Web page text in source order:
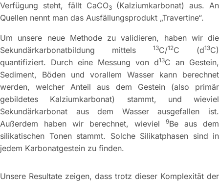
Verfügung steht, fällt CaCO3(Kalziumkarbonat) aus. An
Quellen nennt man das Ausfällungsprodukt „Travertine“.
Um unsere neue Methode zu validieren, haben wir die
Sekundärkarbonatbildung mittels
13C/12C (d13C)
quantifiziert. Durch eine Messung von d13C an Gestein,
Sediment, Böden und vorallem Wasser kann berechnet
werden, welcher Anteil aus dem Gestein (also primär
gebildetes Kalziumkarbonat) stammt, und wieviel
Sekundärkarbonat aus dem Wasser ausgefallen ist.
Außerdem haben wir berechnet, wieviel
9Be aus dem
silikatischen Tonen stammt. Solche Silikatphasen sind in
jedem Karbonatgestein zu finden.
Unsere Resultate zeigen, dass trotz dieser Komplexität der